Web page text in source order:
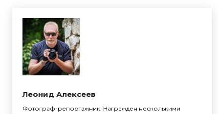
Леонид Алексеев
Фотограф-репортажник. Награжден несколькими